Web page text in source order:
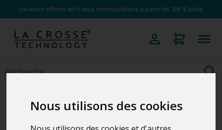
Nous utilisons des cookies
Livraison offerte en France métropolitaine à partir de 20€ d'achat